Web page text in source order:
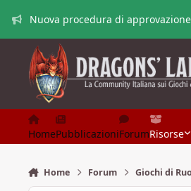
Nuova procedura di
HomePubblicazioniForumRisorse
Home Forum Giochi di